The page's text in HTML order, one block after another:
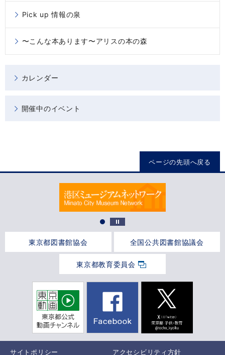
Pick up 情報の泉
〜こんな本あります〜アリスの本の森
カレンダー
開催中のイベント
ページの先頭へ戻る
東京都図書館協会 全国公共図書館協議会
東京都教育委員会
サイトポリシー アクセシビリティ方針